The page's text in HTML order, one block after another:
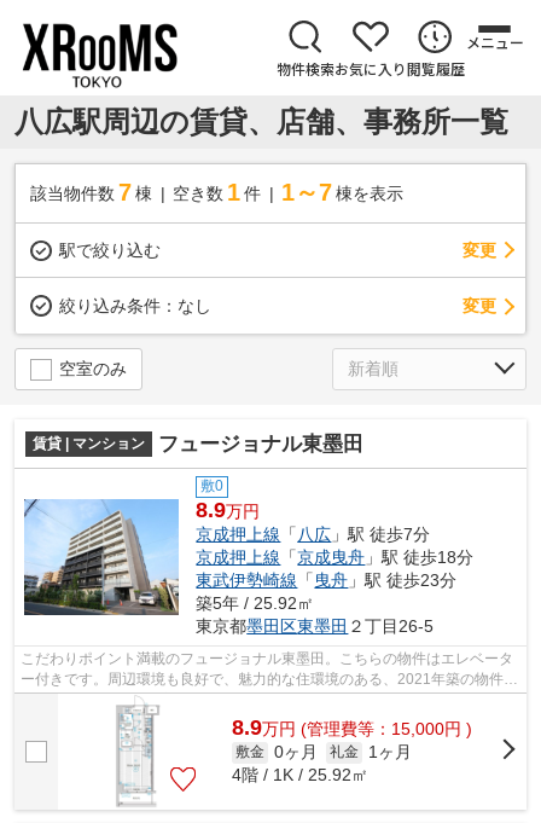
物件検索お気に入り閲覧履歴
メニュー
八広駅周辺の賃貸、店舗、事務所一覧
該当物件数 7棟 空き数 1 件 1～7 棟を表示
駅で絞り込む 変更
絞り込み条件： なし 変更
空室のみ
賃貸 | マンション フュージョナル東墨田
敷0
8.9万円
京成押上線 「 八広 」駅 徒歩7分
京成押上線 「京成曳舟 」駅 徒歩18分
東武伊勢崎線 「 曳舟 」駅 徒歩23分
築5年 / 25.92㎡
東京都墨田区東墨田 ２丁目26-5
こだわりポイント満載のフュージョナル東墨田。こちらの物件はエレベータ
ー付きです。周辺環境も良好で、魅力的な住環境のある、2021年築の物件で
す。駅から徒歩7分に立地する物件です...
8.9万円 (管理費等：15,000円 )
敷金 0ヶ月 礼金
1ヶ月
4階 / 1K / 25.92㎡